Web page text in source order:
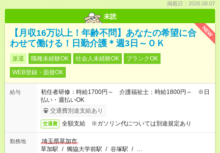
掲載日：2026.08.07
未読
NEW
【月収16万以上！年齢不問】あなたの希望に合
わせて働ける！日勤介護＊週3日～ＯＫ
派遣 職種未経験OK 社会人未経験OK
ブランクOK
WEB登録・面接OK
給与
初任者研修：時給1700円～ 介護福祉士：時給1800円～ ※日
払い・週払いOK
交通費別途支給あり
交通費 全額支給 ※ガソリン代については別途規定あり
勤務地
埼玉県草加市
草加駅 / 獨協大学前駅 / 谷塚駅 / …